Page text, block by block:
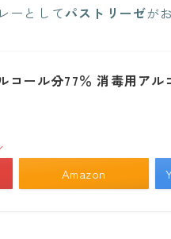
ーとしてパストリーゼが
コール分77％ 消毒用アル
Amazon